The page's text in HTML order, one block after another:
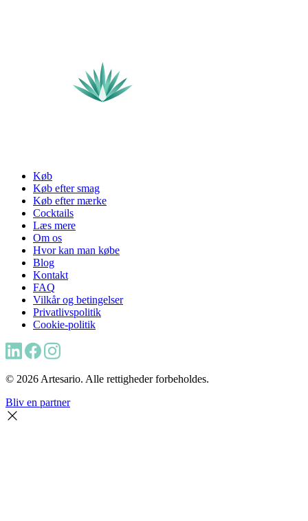
Køb
Køb efter smag
Køb efter mærke
Cocktails
Læs mere
Om os
Hvor kan man købe
Blog
Kontakt
FAQ
Vilkår og betingelser
Privatlivspolitik
Cookie-politik
© 2026 Artesario. Alle rettigheder forbeholdes.
Bliv en partner